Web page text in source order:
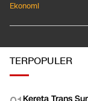
Ekonomi
TERPOPULER